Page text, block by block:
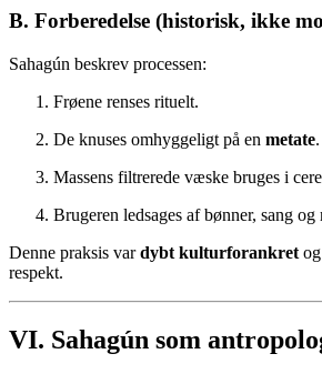
B. Forberedelse (historisk, ikke
Sahagún beskrev processen:
Frøene renses rituelt.
De knuses omhyggeligt på en metate.
Massens filtrerede væske bruges i
Brugeren ledsages af bønner, sang og
Denne praksis vardybt kulturforankret
respekt.
VI. Sahagún som